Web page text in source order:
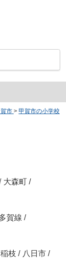
市 > 甲賀市の小学校
大森町 /
賀線 /
稲枝 / 八日市 /